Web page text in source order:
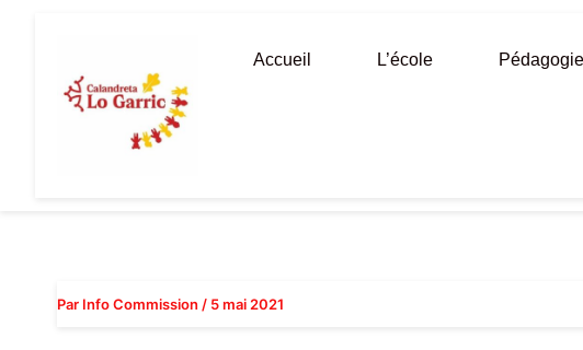
Accueil L’école Pédagogie
Par Info Commission / 5 mai 2021